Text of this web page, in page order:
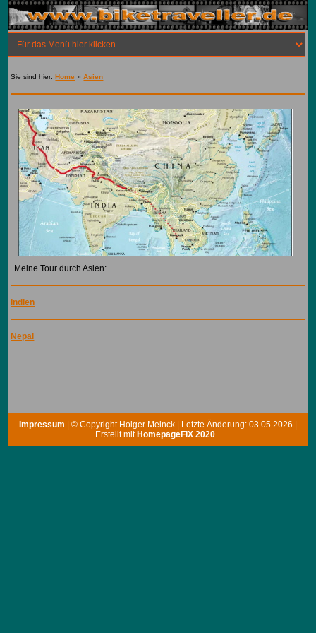
Sie sind hier:Home »Asien
Meine Tour durch Asien:
Indien
Nepal
Impressum | © Copyright Holger Meinck | Letzte Änderung: 03.05.2026 |
Erstellt mit HomepageFIX 2020